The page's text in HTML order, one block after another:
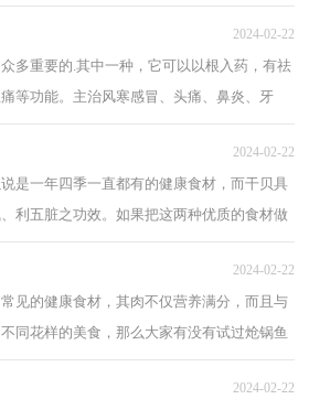
这一步已经难倒不...
2024-02-22
多重要的.其中一种，它可以以根入药，有祛
等功能。主治风寒感冒、头痛、鼻炎、牙
。接下来就...
2024-02-22
是一年四季一直都有的健康食材，而干贝具
利五脏之功效。如果把这两种优质的食材做
呢？今天小编...
2024-02-22
见的健康食材，其肉不仅营养满分，而且与
同花样的美食，那么大家有没有试过炝锅鱼
什么味道的话，不...
2024-02-22